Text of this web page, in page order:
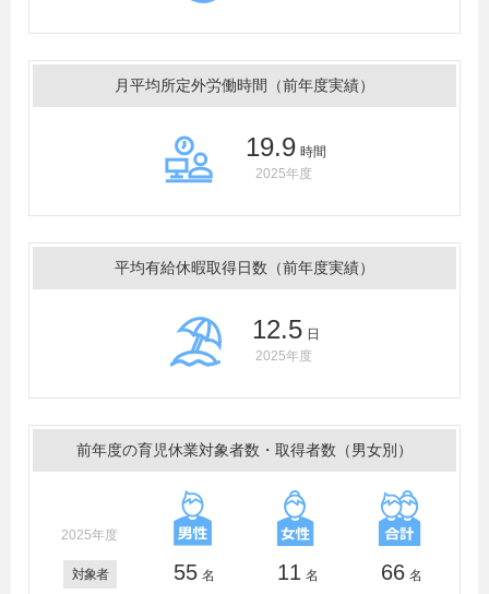
月平均所定外労働時間（前年度実績）
19.9 時間
2025年度
平均有給休暇取得日数（前年度実績）
12.5 日
2025年度
前年度の育児休業対象者数・取得者数（男女別）
2025年度
対象者 55 名 11 名 66 名